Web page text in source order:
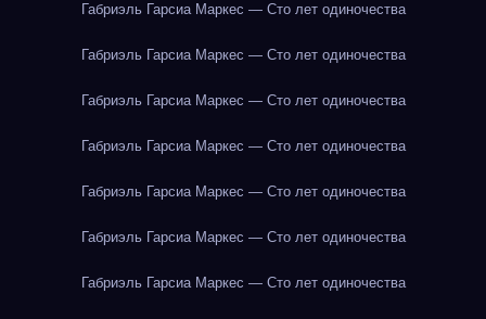
Габриэль Гарсиа Маркес — Сто лет одиночества
Габриэль Гарсиа Маркес — Сто лет одиночества
Габриэль Гарсиа Маркес — Сто лет одиночества
Габриэль Гарсиа Маркес — Сто лет одиночества
Габриэль Гарсиа Маркес — Сто лет одиночества
Габриэль Гарсиа Маркес — Сто лет одиночества
Габриэль Гарсиа Маркес — Сто лет одиночества